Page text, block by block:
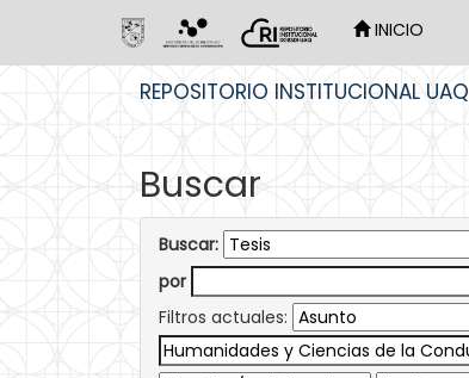
INICIO
REPOSITORIO INSTITUCIONAL UAQ
Buscar
Buscar:
por
Filtros actuales: